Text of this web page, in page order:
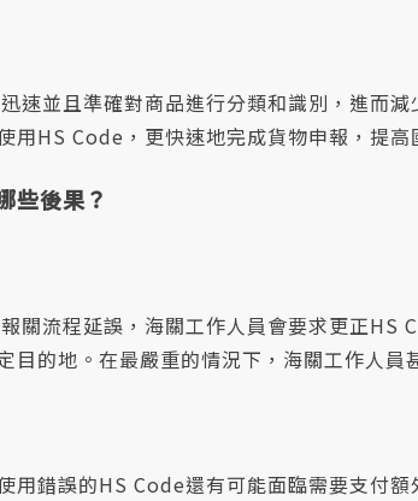
速並且準確對商品進行分類和識別，進而
用HS Code，更快速地完成貨物申報，提高
些後果？
關流程延誤，海關工作人員會要求更正HS
目的地。在最嚴重的情況下，海關工作人員
用錯誤的HS Code還有可能面臨需要支付